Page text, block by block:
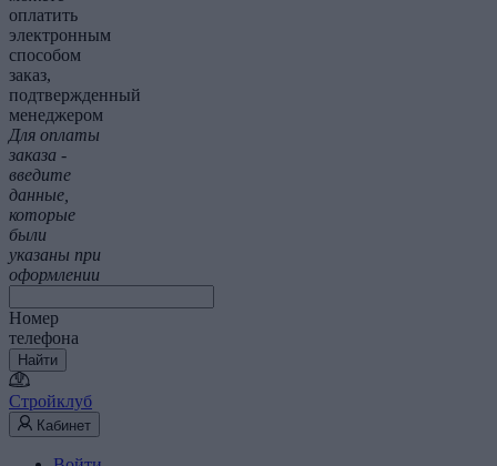
оплатить
электронным
способом
заказ,
подтвержденный
менеджером
Для оплаты
заказа -
введите
данные,
которые
были
указаны при
оформлении
Номер
телефона
Найти
Стройклуб
Кабинет